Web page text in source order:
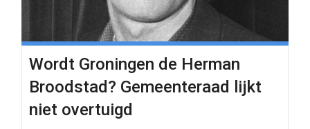
Wordt Groningen de Herman
Broodstad? Gemeenteraad lijkt
niet overtuigd